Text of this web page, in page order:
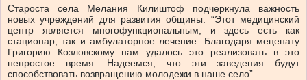
Староста села Мелания Килиштоф подчеркнула важность
новых учреждений для развития общины: “Этот медицинский
центр является многофункциональным, и здесь есть как
стационар, так и амбулаторное лечение. Благодаря меценату
Григорию Козловскому нам удалось это реализовать в это
непростое время. Надеемся, что эти заведения будут
способствовать возвращению молодежи в наше село”.